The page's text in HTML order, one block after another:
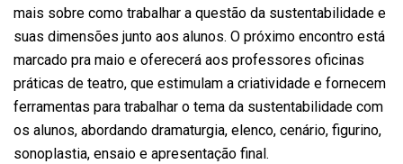
mais sobre como trabalhar a questão da sustentabilidade e
suas dimensões junto aos alunos. O próximo encontro está
marcado pra maio e oferecerá aos professores oficinas
práticas de teatro, que estimulam a criatividade e fornecem
ferramentas para trabalhar o tema da sustentabilidade com
os alunos, abordando dramaturgia, elenco, cenário, figurino,
sonoplastia, ensaio e apresentação final.